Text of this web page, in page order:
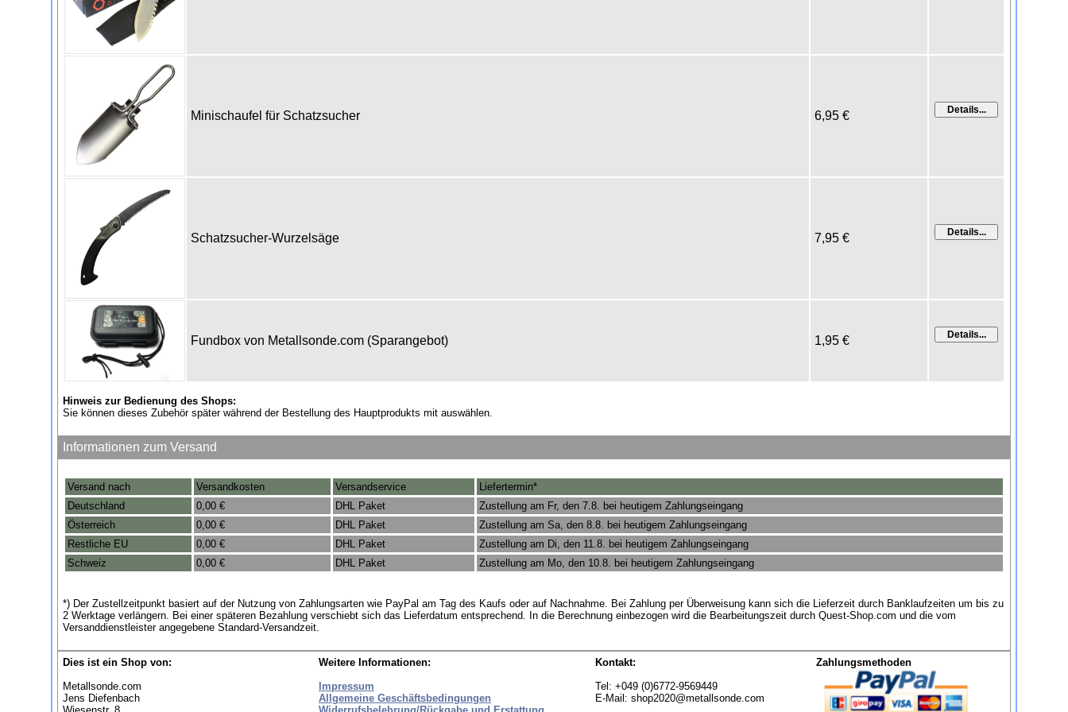
Minischaufel für Schatzsucher 6,95 €
Schatzsucher-Wurzelsäge 7,95 €
Fundbox von Metallsonde.com (Sparangebot) 1,95 €
Hinweis zur Bedienung des Shops:
Sie können dieses Zubehör später während der Bestellung des Hauptprodukts mit auswählen.
Informationen zum Versand
Versand nach Versandkosten Versandservice
Liefertermin*
Deutschland
0,00 € DHL Paket
Zustellung am Fr, den 7.8. bei heutigem Zahlungseingang
Österreich
0,00 € DHL Paket
Zustellung am Sa, den 8.8. bei heutigem Zahlungseingang
Restliche EU
0,00 € DHL Paket
Zustellung am Di, den 11.8. bei heutigem Zahlungseingang
Schweiz
0,00 € DHL Paket Zustellung am Mo, den 10.8. bei heutigem Zahlungseingang
*) Der Zustellzeitpunkt basiert auf der Nutzung von Zahlungsarten wie PayPal am Tag des Kaufs oder auf Nachnahme. Bei Zahlung per Überweisung kann sich die Lieferzeit durch Banklaufzeiten um bis zu
2 Werktage verlängern. Bei einer späteren Bezahlung verschiebt sich das Lieferdatum entsprechend. In die Berechnung einbezogen wird die Bearbeitungszeit durch Quest-Shop.com und die vom
Versanddienstleister angegebene Standard-Versandzeit.
Dies ist ein Shop von:
Metallsonde.com
Jens Diefenbach
Weitere Informationen:
Impressum
Allgemeine Geschäftsbedingungen
Kontakt:
Tel: +049 (0)6772-9569449
E-Mail: shop2020@metallsonde.com
Zahlungsmethoden